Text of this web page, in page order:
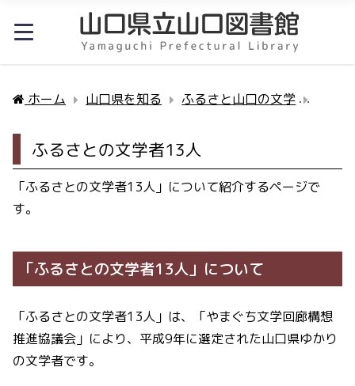
ホーム 山口県を知る ふるさと山口の文学
ふるさとの文学者13人
「ふるさとの文学者13人」について紹介するページで
す。
「ふるさとの文学者13人」について
「ふるさとの文学者13人」は、「やまぐち文学回廊構想
推進協議会」により、平成9年に選定された山口県ゆかり
の文学者です。